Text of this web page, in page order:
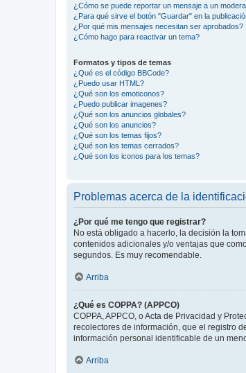
¿Cómo se puede reportar un mensaje a un
¿Para qué sirve el botón "Guardar" en la
¿Por qué mis mensajes necesitan ser aprobados?
¿Cómo hago para reactivar un tema?
Formatos y tipos de temas
¿Qué es el código BBCode?
¿Puedo usar HTML?
¿Qué son los emoticonos?
¿Puedo publicar imagenes?
¿Qué son los anuncios globales?
¿Qué son los anuncios?
¿Qué son los temas fijos?
¿Qué son los temas cerrados?
¿Qué son los iconos para los temas?
Problemas acerca de la
¿Por qué me tengo que registrar?
No está obligado a hacerlo, la decisión la
contenidos adicionales y/o ventajas que
segundos. Es muy recomendable.
Arriba
¿Qué es COPPA? (APPCO)
COPPA, APPCO, o Acta de Privacidad y
recolectores de información, que el registro
información personal identificable de un
Arriba